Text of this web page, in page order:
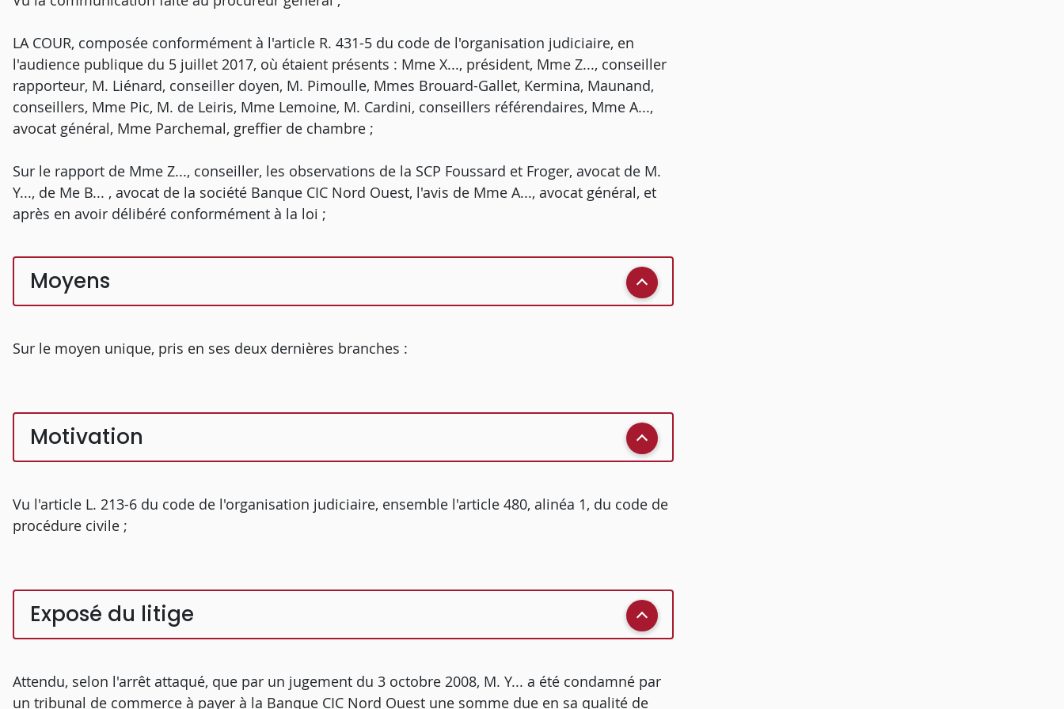
LA COUR, composée conformément à l'article R. 431-5 du code de l'organisation judiciaire, en
l'audience publique du 5 juillet 2017, où étaient présents : Mme X..., président, Mme Z..., conseiller
rapporteur, M. Liénard, conseiller doyen, M. Pimoulle, Mmes Brouard-Gallet, Kermina, Maunand,
conseillers, Mme Pic, M. de Leiris, Mme Lemoine, M. Cardini, conseillers référendaires, Mme A...,
avocat général, Mme Parchemal, greffier de chambre ;
Sur le rapport de Mme Z..., conseiller, les observations de la SCP Foussard et Froger, avocat de M.
Y..., de Me B... , avocat de la société Banque CIC Nord Ouest, l'avis de Mme A..., avocat général, et
après en avoir délibéré conformément à la loi ;
Moyens
Sur le moyen unique, pris en ses deux dernières branches :
Motivation
Vu l'article L. 213-6 du code de l'organisation judiciaire, ensemble l'article 480, alinéa 1, du code de
procédure civile ;
Exposé du litige
Attendu, selon l'arrêt attaqué, que par un jugement du 3 octobre 2008, M. Y... a été condamné par
un tribunal de commerce à payer à la Banque CIC Nord Ouest une somme due en sa qualité de